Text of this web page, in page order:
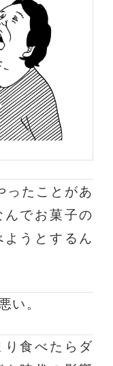
ったことがあ
んでお菓子の
うとするん
い。
り食べたらダ